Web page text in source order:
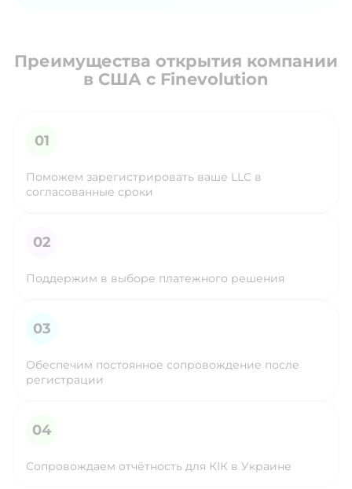
Преимущества открытия компании
в США с Finevolution
Поможем зарегистрировать ваше LLC в
согласованные сроки
Поддержим в выборе платежного решения
Обеспечим постоянное сопровождение после
регистрации
Сопровождаем отчётность для КІК в Украине